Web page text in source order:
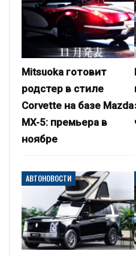
Mitsuoka готовит
родстер в стиле
Corvette на базе Mazda
MX-5: премьера в
ноябре
АВТОНОВОСТИ